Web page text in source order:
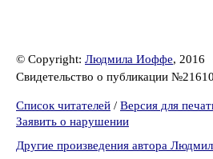
© Copyright: Людмила Иоффе, 2016
Свидетельство о публикации
Список читателей / Версия для
Заявить о нарушении
Другие произведения автора